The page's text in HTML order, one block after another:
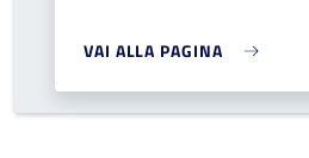
VAI ALLA PAGINA